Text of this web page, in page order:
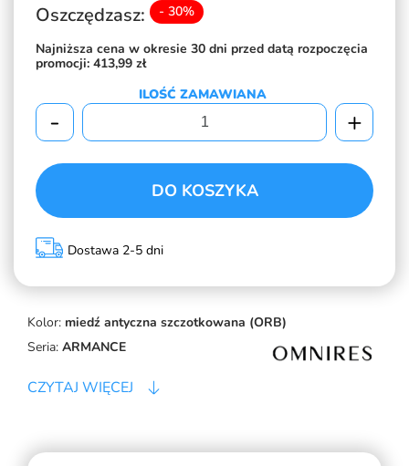
Kolor: miedź antyczna szczotkowana (ORB)
Seria: ARMANCE
CZYTAJ WIĘCEJ
Oszczędzasz: - 30%
Najniższa cena w okresie 30 dni przed datą rozpoczęcia
promocji: 413,99 zł
ILOŚĆ ZAMAWIANA
- +
DO KOSZYKA
Dostawa 2-5 dni